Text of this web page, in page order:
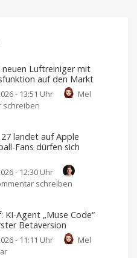
Luftreiniger mit
auf den Markt
- 13:51 Uhr
Mel
schreiben
neuen
Luftreiniger
Befeuchtungsfunktion
auf
Preis
und
Verfügbarkeit
noch
offen
landet auf Apple
Fans dürfen sich
- 12:30 Uhr
schreiben
27
auf
KI-Agent „Muse Code“
Betaversion
- 11:11 Uhr
Mel